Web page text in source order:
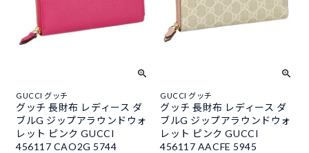
GUCCI グッチ
グッチ 長財布 レディース ダ
ブルG ジップアラウンドウォ
レット ピンク GUCCI
456117 CAO2G 5744
GUCCI グッチ
グッチ 長財布 レディース ダ
ブルG ジップアラウンドウォ
レット ピンク GUCCI
456117 AACFE 5945